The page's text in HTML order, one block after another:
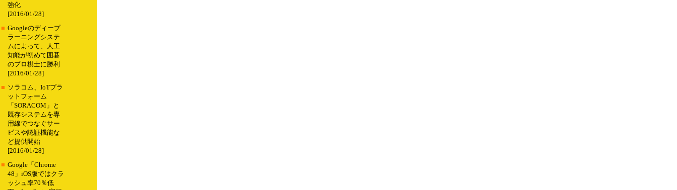
強化
[2016/01/28]
■ Googleのディープ
ラーニングシステ
ムによって、人工
知能が初めて囲碁
のプロ棋士に勝利
[2016/01/28]
■ ソラコム、IoTプラ
ットフォーム
「SORACOM」と
既存システムを専
用線でつなぐサー
ビスや認証機能な
ど提供開始
[2016/01/28]
■ Google「Chrome
48」iOS版ではクラ
ッシュ率70％低